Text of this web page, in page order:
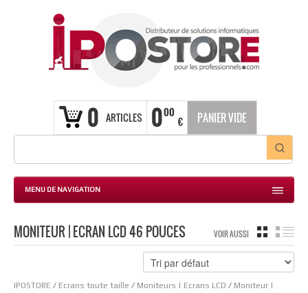
0 ARTICLES 000
€ PANIER VIDE
MENU DE NAVIGATION
MONITEUR | ECRAN LCD 46 POUCES VOIR AUSSI GRILLE
IPOSTORE / Ecrans toute taille / Moniteurs | Ecrans LCD / Moniteur |